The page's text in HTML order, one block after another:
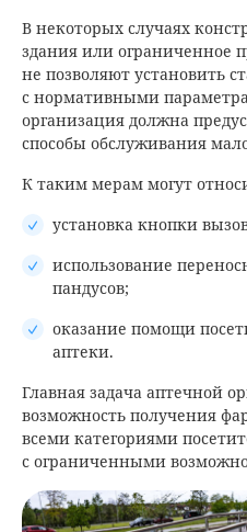
В некоторых случаях
здания или ограниченное
не позволяют установить
с нормативными
организация должна
способы обслуживания
К таким мерам могут
установка кнопки
использование
пандусов;
оказание помощи
аптеки.
Главная задача аптечной
возможность получения
всеми категориями
с ограниченными